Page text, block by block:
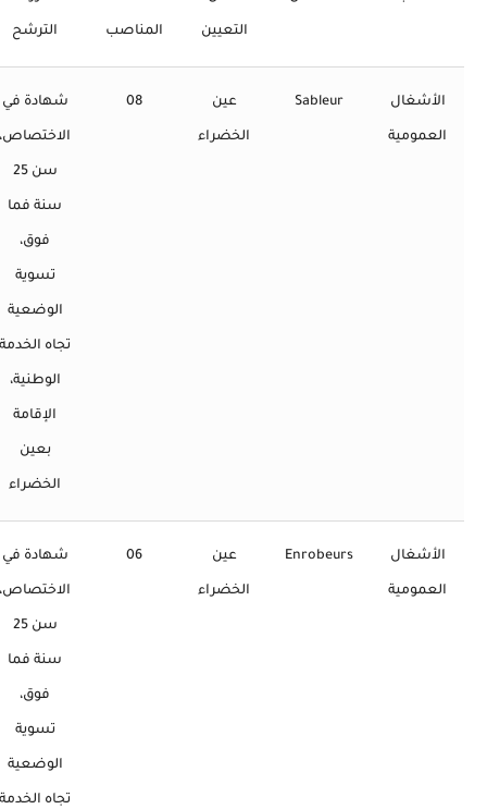
التعيين المناصب الترشح
الأشغال
العمومية
Sableur عين
الخضراء
08 شهادة في
الاختصاص،
سن 25
سنة فما
فوق،
تسوية
الوضعية
تجاه الخدمة
الوطنية،
الإقامة
بعين
الخضراء
الأشغال
العمومية
Enrobeurs عين
الخضراء
06 شهادة في
الاختصاص،
سن 25
سنة فما
فوق،
تسوية
الوضعية
تجاه الخدمة